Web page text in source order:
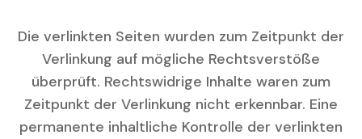
Die verlinkten Seiten wurden zum Zeitpunkt der
Verlinkung auf mögliche Rechtsverstöße
überprüft. Rechtswidrige Inhalte waren zum
Zeitpunkt der Verlinkung nicht erkennbar. Eine
permanente inhaltliche Kontrolle der verlinkten